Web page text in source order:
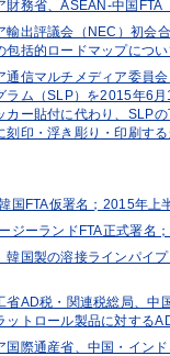
財務省、ASEAN-中国
輸出評議会（NEC）初会
包括的ロードマップにつ
通信マルチメディア委員
ラム（SLP）を2015年6
カー貼付に代わり、SLP
刻印・浮き彫り・印刷す
国FTA仮署名；2015年上
ジーランドFTA正式署名
韓国製の溶接ラインパイ
省AD税・関連税総局、中
ットロール製品に対する
国際通産省、中国・イン